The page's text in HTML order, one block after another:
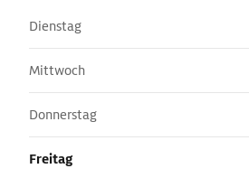
Dienstag
Mittwoch
Donnerstag
Freitag